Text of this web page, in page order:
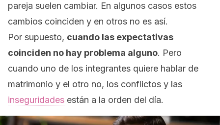
pareja suelen cambiar. En algunos casos estos
cambios coinciden y en otros no es así.
Por supuesto, cuando las expectativas
coinciden no hay problema alguno. Pero
cuando uno de los integrantes quiere hablar de
matrimonio y el otro no, los conflictos y las
inseguridades están a la orden del día.